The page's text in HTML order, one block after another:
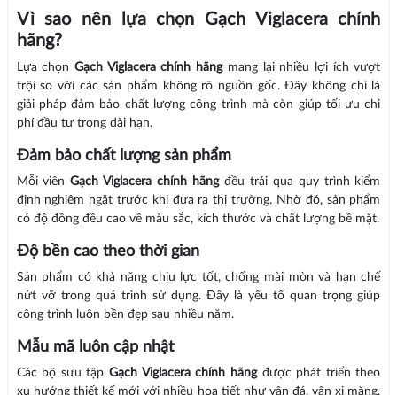
Vì sao nên lựa chọn Gạch Viglacera chính
hãng?
Lựa chọnGạch Viglacera chính hãngmang lại nhiều lợi ích vượt
trội so với các sản phẩm không rõ nguồn gốc. Đây không chỉ là
giải pháp đảm bảo chất lượng công trình mà còn giúp tối ưu chi
phí đầu tư trong dài hạn.
Đảm bảo chất lượng sản phẩm
Mỗi viênGạch Viglacera chính hãngđều trải qua quy trình kiểm
định nghiêm ngặt trước khi đưa ra thị trường. Nhờ đó, sản phẩm
có độ đồng đều cao về màu sắc, kích thước và chất lượng bề mặt.
Độ bền cao theo thời gian
Sản phẩm có khả năng chịu lực tốt, chống mài mòn và hạn chế
nứt vỡ trong quá trình sử dụng. Đây là yếu tố quan trọng giúp
công trình luôn bền đẹp sau nhiều năm.
Mẫu mã luôn cập nhật
Các bộ sưu tậpGạch Viglacera chính hãngđược phát triển theo
xu hướng thiết kế mới với nhiều họa tiết như vân đá, vân xi măng,